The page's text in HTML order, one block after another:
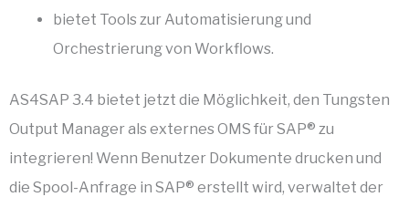
bietet Tools zur Automatisierung und
Orchestrierung von Workflows.
AS4SAP 3.4 bietet jetzt die Möglichkeit, den Tungsten
Output Manager als externes OMS für SAP® zu
integrieren! Wenn Benutzer Dokumente drucken und
die Spool-Anfrage in SAP® erstellt wird, verwaltet der